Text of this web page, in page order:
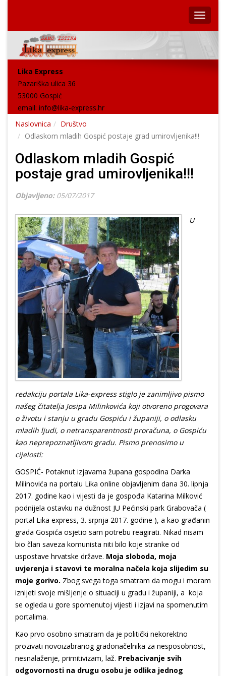
Lika Express
Pazariška ulica 36
53000 Gospić
email: info@lika-express.hr
Naslovnica
Društvo
Odlaskom mladih Gospić postaje grad umirovljenika!!!
Odlaskom mladih Gospić
postaje grad umirovljenika!!!
Objavljeno: 05/07/2017
U
redakciju portala Lika-express stiglo je zanimljivo pismo
našeg čitatelja Josipa Milinkovića koji otvoreno progovara
o životu i stanju u gradu Gospiću i županiji, o odlasku
mladih ljudi, o netransparentnosti proračuna, o Gospiću
kao neprepoznatljivom gradu. Pismo prenosimo u
cijelosti:
GOSPIĆ- Potaknut izjavama župana gospodina Darka
Milinovića na portalu Lika online objavljenim dana 30. lipnja
2017. godine kao i vijesti da je gospođa Katarina Milković
podnijela ostavku na dužnost JU Pećinski park Grabovača (
portal Lika express, 3. srpnja 2017. godine ), a kao građanin
grada Gospića osjetio sam potrebu reagirati. Nikad nisam
bio član saveza komunista niti bilo koje stranke od
uspostave hrvatske države. Moja sloboda, moja
uvjerenja i stavovi te moralna načela koja slijedim su
moje gorivo. Zbog svega toga smatram da mogu i moram
iznijeti svoje mišljenje o situaciji u gradu i županiji, a koja
se ogleda u gore spomenutoj vijesti i izjavi na spomenutim
portalima.
Kao prvo osobno smatram da je politički nekorektno
prozivati novoizabranog gradonačelnika za nesposobnost,
nesnalaženje, primitivizam, laž. Prebacivanje svih
odgovornosti na drugu osobu je odlika jednog